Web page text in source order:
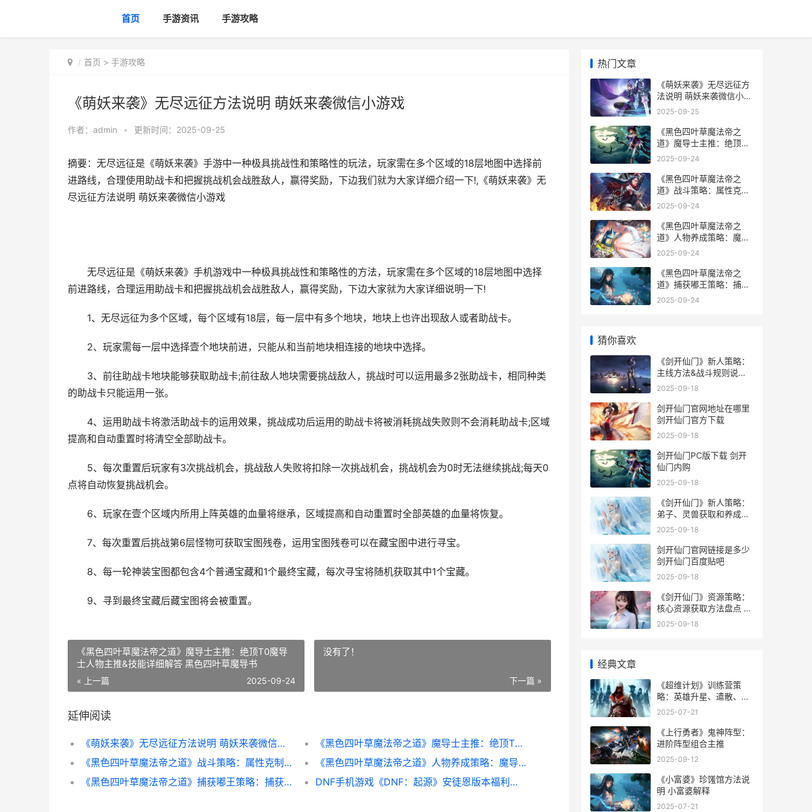
首页 手游资讯 手游攻略
首页 > 手游攻略
《萌妖来袭》无尽远征方法说明 萌妖来袭微信小游戏
作者： admin • 更新时间：2025-09-25
摘要：无尽远征是《萌妖来袭》手游中一种极具挑战性和策略性的玩法，玩家需在多个区域的18层地图中选择前
进路线，合理使用助战卡和把握挑战机会战胜敌人，赢得奖励，下边我们就为大家详细介绍一下!,《萌妖来袭》无
尽远征方法说明 萌妖来袭微信小游戏
无尽远征是《萌妖来袭》手机游戏中一种极具挑战性和策略性的方法，玩家需在多个区域的18层地图中选择
前进路线，合理运用助战卡和把握挑战机会战胜敌人，赢得奖励，下边大家就为大家详细说明一下!
1、无尽远征为多个区域，每个区域有18层，每一层中有多个地块，地块上也许出现敌人或者助战卡。
2、玩家需每一层中选择壹个地块前进，只能从和当前地块相连接的地块中选择。
3、前往助战卡地块能够获取助战卡;前往敌人地块需要挑战敌人，挑战时可以运用最多2张助战卡，相同种类
的助战卡只能运用一张。
4、运用助战卡将激活助战卡的运用效果，挑战成功后运用的助战卡将被消耗挑战失败则不会消耗助战卡;区域
提高和自动重置时将清空全部助战卡。
5、每次重置后玩家有3次挑战机会，挑战敌人失败将扣除一次挑战机会，挑战机会为0时无法继续挑战;每天0
点将自动恢复挑战机会。
6、玩家在壹个区域内所用上阵英雄的血量将继承，区域提高和自动重置时全部英雄的血量将恢复。
7、每次重置后挑战第6层怪物可获取宝图残卷，运用宝图残卷可以在藏宝图中进行寻宝。
8、每一轮神装宝图都包含4个普通宝藏和1个最终宝藏，每次寻宝将随机获取其中1个宝藏。
9、寻到最终宝藏后藏宝图将会被重置。
《黑色四叶草魔法帝之道》魔导士主推：绝顶T0魔导
士人物主推&技能详细解答 黑色四叶草魔导书
« 上一篇 2025-09-24
没有了！
下一篇 »
延伸阅读
《萌妖来袭》无尽远征方法说明 萌妖来袭微信小游戏
《黑色四叶草魔法帝之道》魔导士主推：绝顶T0魔导士人物主推&技能详细解答 黑色四叶草魔导书
《黑色四叶草魔法帝之道》战斗策略：属性克制和行动顺序说明 《黑色四叶草魔法帝之剑》在线观看完整版
《黑色四叶草魔法帝之道》人物养成策略：魔导士更新升阶详细解答 黑色四叶草魔法帝之剑
《黑色四叶草魔法帝之道》捕获嘟王策略：捕获嘟王方法诀窍详细解答 黑色四叶草魔法帝死了没有
DNF手机游戏《DNF：起源》安徒恩版本福利全集合 手机版dnf的游戏叫什么
热门文章
《萌妖来袭》无尽远征方
法说明 萌妖来袭微信小游
戏
2025-09-25
《黑色四叶草魔法帝之
道》魔导士主推：绝顶T0
魔导士人物主推&技能详
2025-09-24
《黑色四叶草魔法帝之
道》战斗策略：属性克制
和行动顺序说明 《黑色四
看完整版
2025-09-24
《黑色四叶草魔法帝之
道》人物养成策略：魔导
士更新升阶详细解答 黑色
2025-09-24
《黑色四叶草魔法帝之
道》捕获嘟王策略：捕获
嘟王方法诀窍详细解答 黑
2025-09-24
猜你喜欢
《剑开仙门》新人策略：
主线方法&战斗规则说明
剑开仙门gm
2025-09-18
剑开仙门官网地址在哪里
剑开仙门官方下载
2025-09-18
剑开仙门PC版下载 剑开
仙门内购
2025-09-18
《剑开仙门》新人策略：
弟子、灵兽获取和养成指
导 剑开仙门最强人物阵容
2025-09-18
剑开仙门官网链接是多少
剑开仙门百度贴吧
2025-09-18
《剑开仙门》资源策略：
核心资源获取方法盘点 剑
开仙门平民攻略
2025-09-18
经典文章
《超维计划》训练营策
略：英雄升星、遣散、回
退规则详细解答 超维攻略
2025-07-21
《上行勇者》鬼神阵型：
进阶阵型组合主推
2025-09-12
《小富婆》珍馐馆方法说
明 小富婆解释
2025-07-21